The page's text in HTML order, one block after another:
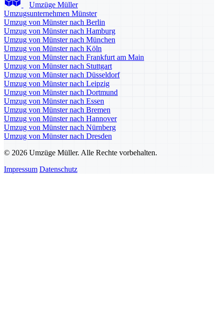
Umzüge Müller
Umzugsunternehmen Münster
Umzug von Münster nach Berlin
Umzug von Münster nach Hamburg
Umzug von Münster nach München
Umzug von Münster nach Köln
Umzug von Münster nach Frankfurt am Main
Umzug von Münster nach Stuttgart
Umzug von Münster nach Düsseldorf
Umzug von Münster nach Leipzig
Umzug von Münster nach Dortmund
Umzug von Münster nach Essen
Umzug von Münster nach Bremen
Umzug von Münster nach Hannover
Umzug von Münster nach Nürnberg
Umzug von Münster nach Dresden
© 2026 Umzüge Müller. Alle Rechte vorbehalten.
Impressum Datenschutz